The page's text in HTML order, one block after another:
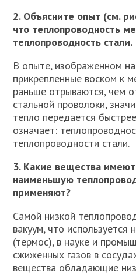
2. Объясните опыт (см.
что теплопроводность
теплопроводность стали.
В опыте, изображенном на
прикрепленные воском к
раньше отрываются, чем
стальной проволоки,
тепло передается
означает:
теплопроводности стали.
3. Какие вещества
наименьшую
применяют?
Самой низкой
вакуум, что используется
(термос), в науке и
сжиженных газов в
вещества обладающие